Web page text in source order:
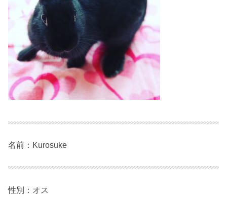
名前：Kurosuke
性別：オス